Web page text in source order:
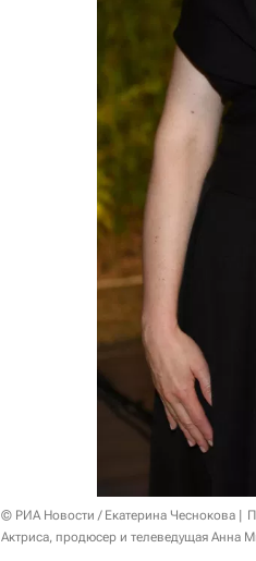
© РИА Новости / Екатерина Чеснокова
Актриса, продюсер и телеведущая Анна